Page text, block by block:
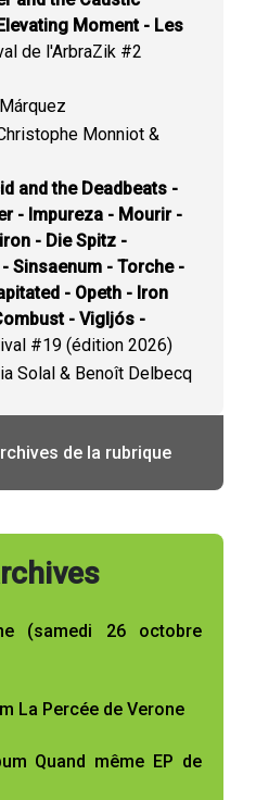
Moment - Les
de l'ArbraZik #2
Monniot &
and the Deadbeats -
- Impureza - Mourir -
- Die Spitz -
Sinsaenum - Torche -
- Opeth - Iron
- Vigljós -
#19 (édition 2026)
Solal & Benoît Delbecq
de la rubrique
(samedi 26 octobre
La Percée de Verone
Quand même EP de